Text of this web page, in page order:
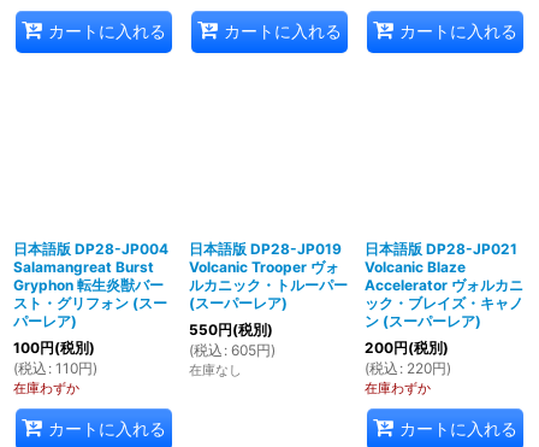
カートに入れる カートに入れる カートに入れる
日本語版 DP28-JP004
Salamangreat Burst
Gryphon 転生炎獣バー
スト・グリフォン (スー
パーレア)
100円(税別)
(税込 : 110円)
在庫わずか
カートに入れる
日本語版 DP28-JP019
Volcanic Trooper ヴォ
ルカニック・トルーパー
(スーパーレア)
550円(税別)
(税込 : 605円)
在庫なし
日本語版 DP28-JP021
Volcanic Blaze
Accelerator ヴォルカニ
ック・ブレイズ・キャノ
ン (スーパーレア)
200円(税別)
(税込 : 220円)
在庫わずか
カートに入れる